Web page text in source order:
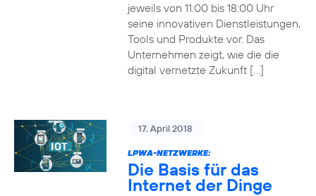
jeweils von 11:00 bis 18:00 Uhr
seine innovativen Dienstleistungen,
Tools und Produkte vor. Das
Unternehmen zeigt, wie die die
digital vernetzte Zukunft […]
17. April 2018
LPWA-NETZWERKE:
Die Basis für das
Internet der Dinge